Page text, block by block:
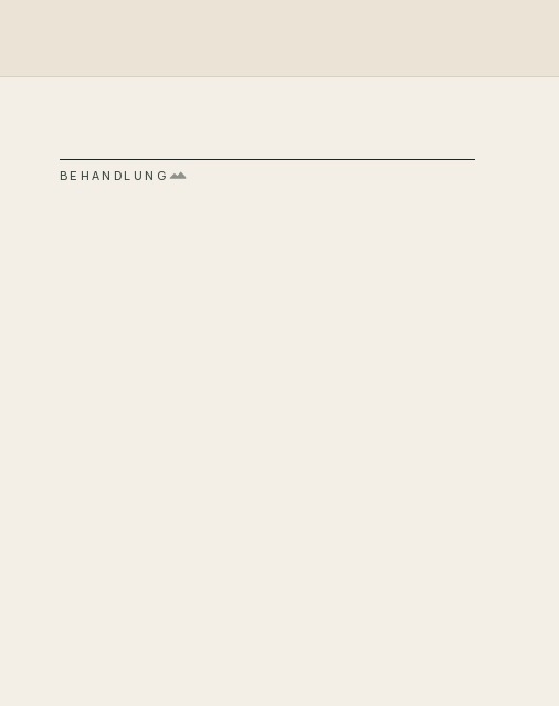
BEHANDLUNG